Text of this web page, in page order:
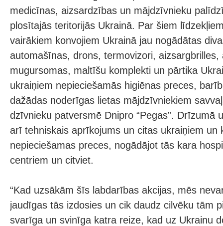
medicīnas, aizsardzības un mājdzīvnieku
plosītajās teritorijās Ukrainā. Par šiem
vairākiem konvojiem Ukrainā jau nogādātas
automašīnas, drons, termovizori, aizsargbrilles,
mugursomas, maltīšu komplekti un pārtika
ukraiņiem nepieciešamās higiēnas preces,
dažādas noderīgas lietas mājdzīvniekiem
dzīvnieku patversmē Dnipro “Pegas”. Drīzumā
arī tehniskais aprīkojums un citas ukraiņiem un
nepieciešamas preces, nogādājot tās kara
centriem un citviet.
“Kad uzsākām šīs labdarības akcijas, mēs
jaudīgas tās izdosies un cik daudz cilvēku tām
svarīga un svinīga katra reize, kad uz Ukrainu